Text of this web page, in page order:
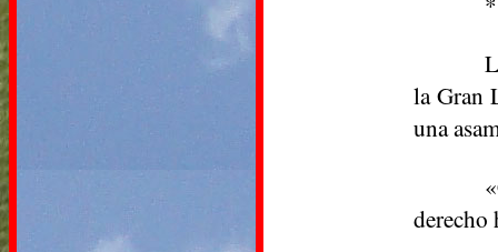
la Gran
una
derecho